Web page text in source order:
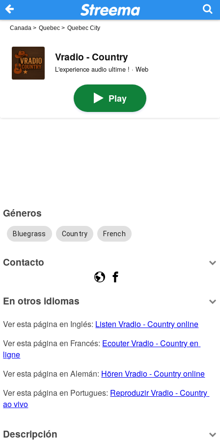
Canada > Quebec > Quebec City
Vradio - Country
L'experience audio ultime ! · Web
Play
Géneros
Bluegrass Country French
Contacto
En otros idiomas
Ver esta página en Inglés: Listen Vradio - Country online
Ver esta página en Francés: Ecouter Vradio - Country en
ligne
Ver esta página en Alemán: Hören Vradio - Country online
Ver esta página en Portugues: Reproduzir Vradio - Country
ao vivo
Descripción